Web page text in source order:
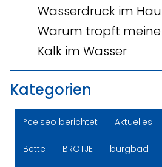
Wasserdruck im
Warum tropft
Kalk im Wasser
Kategorien
°celseo berichtet Aktuelles
Bette BRÖTJE burgbad